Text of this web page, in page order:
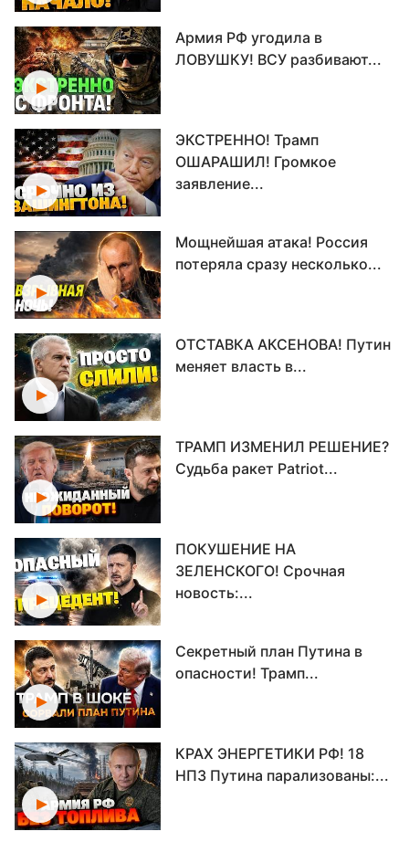
Армия РФ угодила в
ЛОВУШКУ! ВСУ разбивают...
ЭКСТРЕННО! Трамп
ОШАРАШИЛ! Громкое
заявление...
Мощнейшая атака! Россия
потеряла сразу несколько...
ОТСТАВКА АКСЕНОВА! Путин
меняет власть в...
ТРАМП ИЗМЕНИЛ РЕШЕНИЕ?
Судьба ракет Patriot...
ПОКУШЕНИЕ НА
ЗЕЛЕНСКОГО! Срочная
новость:...
Секретный план Путина в
опасности! Трамп...
КРАХ ЭНЕРГЕТИКИ РФ! 18
НПЗ Путина парализованы:...